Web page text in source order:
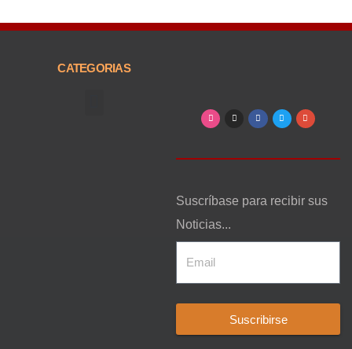
CATEGORIAS
Suscríbase para recibir sus
Noticias...
Suscribirse